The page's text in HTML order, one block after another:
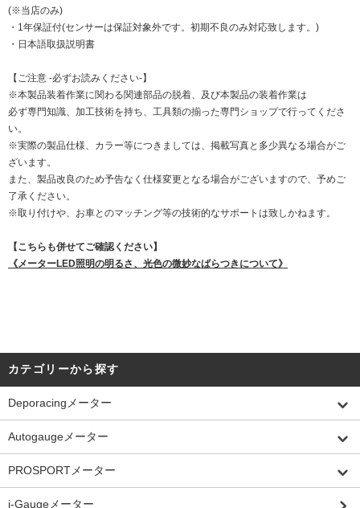
(※当店のみ)
・1年保証付(センサーは保証対象外です。初期不良のみ対応致します。)
・日本語取扱説明書
【ご注意 -必ずお読みください-】
※本製品装着作業に関わる関連部品の脱着、及び本製品の装着作業は
必ず専門知識、加工技術を持ち、工具類の揃った専門ショップで行ってくださ
い。
※実際の製品仕様、カラー等につきましては、掲載写真と多少異なる場合がご
ざいます。
また、製品改良のため予告なく仕様変更となる場合がございますので、予めご
了承ください。
※取り付けや、お車とのマッチング等の技術的なサポートは致しかねます。
【こちらも併せてご確認ください】
《メーターLED照明の明るさ、光色の微妙なばらつきについて》
カテゴリーから探す
Deporacingメーター
Autogaugeメーター
PROSPORTメーター
i-Gaugeメーター